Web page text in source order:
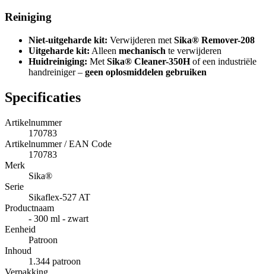
Reiniging
Niet-uitgeharde kit: Verwijderen met Sika® Remover-208
Uitgeharde kit: Alleen mechanisch te verwijderen
Huidreiniging: Met Sika® Cleaner-350Hof een industriële
handreiniger – geen oplosmiddelen gebruiken
Specificaties
Artikelnummer
170783
Artikelnummer / EAN Code
170783
Merk
Sika®
Serie
Sikaflex-527 AT
Productnaam
- 300 ml - zwart
Eenheid
Patroon
Inhoud
1.344 patroon
Verpakking